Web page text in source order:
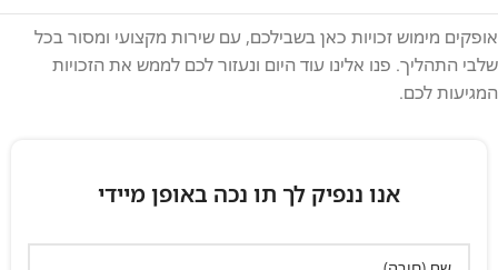
אופקים מימוש זכויות כאן בשבילכם, עם שירות מקצועי ומסור בכל
שלבי התהליך. פנו אלינו עוד היום ונעזור לכם לממש את הזכויות
המגיעות לכם.
אנו ננפיק לך תו נכה באופן מיידי